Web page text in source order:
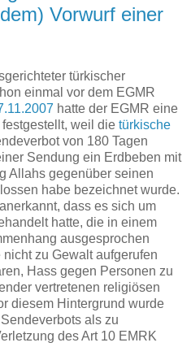
Vorwurf einer
türkischer
einmal vor dem EGMR
hatte der EGMR eine
weil die türkische
von 180 Tagen
Sendung ein Erdbeben mit
Allahs gegenüber seinen
habe bezeichnet wurde.
dass es sich um
hatte, die in einem
ausgesprochen
zu Gewalt aufgerufen
Hass gegen Personen zu
vertretenen religiösen
diesem Hintergrund wurde
als zu
des Art 10 EMRK